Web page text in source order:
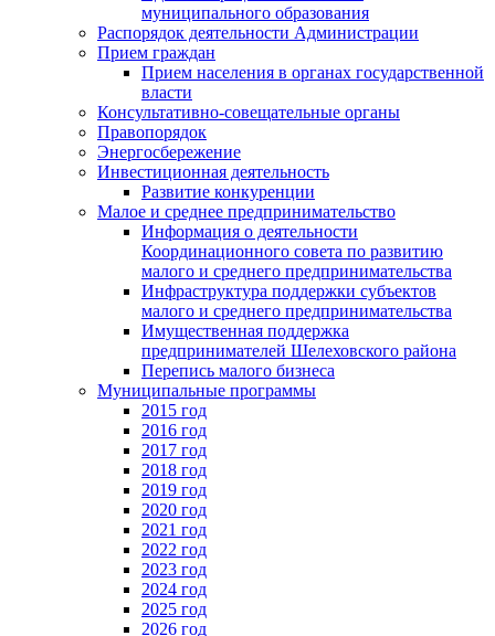
муниципального образования
Распорядок деятельности Администрации
Прием граждан
Прием населения в органах государственной
власти
Консультативно-совещательные органы
Правопорядок
Энергосбережение
Инвестиционная деятельность
Развитие конкуренции
Малое и среднее предпринимательство
Информация о деятельности
Координационного совета по развитию
малого и среднего предпринимательства
Инфраструктура поддержки субъектов
малого и среднего предпринимательства
Имущественная поддержка
предпринимателей Шелеховского района
Перепись малого бизнеса
Муниципальные программы
2015 год
2016 год
2017 год
2018 год
2019 год
2020 год
2021 год
2022 год
2023 год
2024 год
2025 год
2026 год